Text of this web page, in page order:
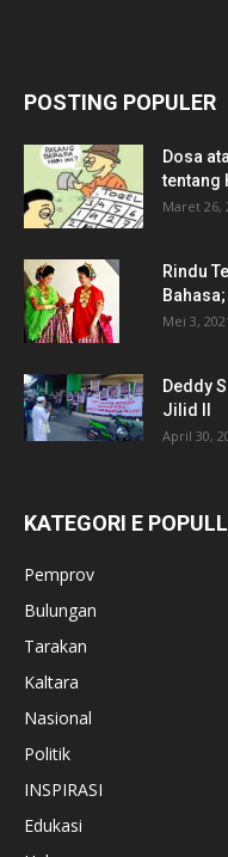
POSTING POPULER
Dosa
tentang
Maret 26,
Rindu
Mei 3,
Deddy
Jilid II
April 30,
KATEGORI E
Pemprov
Bulungan
Tarakan
Kaltara
Nasional
Politik
INSPIRASI
Edukasi